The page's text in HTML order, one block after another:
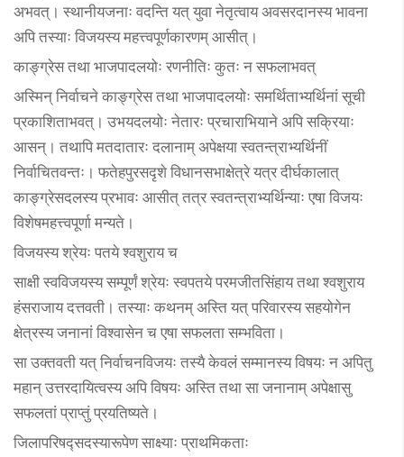
अभवत्। स्थानीयजनाः वदन्ति यत् युवा नेतृत्वाय अवसरदानस्य भावना
अपि तस्याः विजयस्य महत्त्वपूर्णकारणम् आसीत्।
काङ्ग्रेस तथा भाजपादलयोः रणनीतिः कुतः न सफलाभवत्
अस्मिन् निर्वाचने काङ्ग्रेस तथा भाजपादलयोः समर्थिताभ्यर्थिनां सूची
प्रकाशिताभवत्। उभयदलयोः नेतारः प्रचाराभियाने अपि सक्रियाः
आसन्। तथापि मतदातारः दलानाम् अपेक्षया स्वतन्त्राभ्यर्थिनीं
निर्वाचितवन्तः। फतेहपुरसदृशे विधानसभाक्षेत्रे यत्र दीर्घकालात्
काङ्ग्रेसदलस्य प्रभावः आसीत् तत्र स्वतन्त्राभ्यर्थिन्याः एषा विजयः
विशेषमहत्त्वपूर्णा मन्यते।
विजयस्य श्रेयः पतये श्वशुराय च
साक्षी स्वविजयस्य सम्पूर्णं श्रेयः स्वपतये परमजीतसिंहाय तथा श्वशुराय
हंसराजाय दत्तवती। तस्याः कथनम् अस्ति यत् परिवारस्य सहयोगेन
क्षेत्रस्य जनानां विश्वासेन च एषा सफलता सम्भविता।
सा उक्तवती यत् निर्वाचनविजयः तस्यै केवलं सम्मानस्य विषयः न अपितु
महान् उत्तरदायित्वस्य अपि विषयः अस्ति तथा सा जनानाम् अपेक्षासु
सफलतां प्राप्तुं प्रयतिष्यते।
जिलापरिषद्सदस्यारूपेण साक्ष्याः प्राथमिकताः